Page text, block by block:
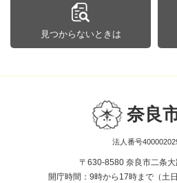
見つからないときは
奈良
法人番号
〒630-8580 奈良市二条
開庁時間：9時から17時まで（土